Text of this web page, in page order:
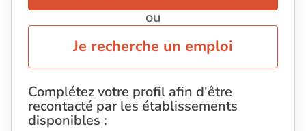
ou
Je recherche un emploi
Complétez votre profil afin d'être
recontacté par les établissements
disponibles :